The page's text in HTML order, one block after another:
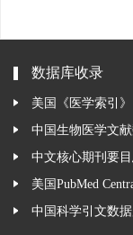
数据库收录
美国《医学索引》
中国生物医学文
中文核心期刊要目
美国PubMed
中国科学引文数据